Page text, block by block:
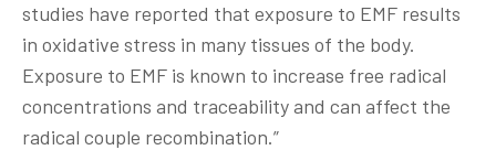
studies have reported that exposure to EMF results
in oxidative stress in many tissues of the body.
Exposure to EMF is known to increase free radical
concentrations and traceability and can affect the
radical couple recombination.”